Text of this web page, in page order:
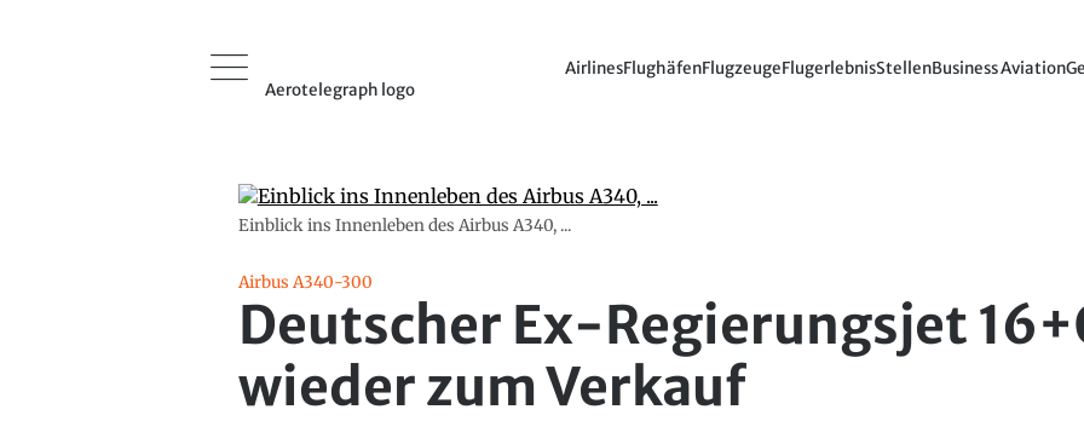
Aerotelegraph logo
AirlinesFlughäfenFlugzeugeFlugerlebnisStellenBusiness Aviation
Einblick ins Innenleben des Airbus A340, ...
Airbus A340-300
Deutscher Ex-Regierungsjet
wieder zum Verkauf